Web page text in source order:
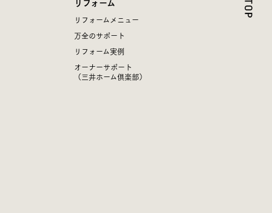
リフォームメニュー
万全のサポート
リフォーム実例
オーナーサポート
（三井ホーム倶楽部）